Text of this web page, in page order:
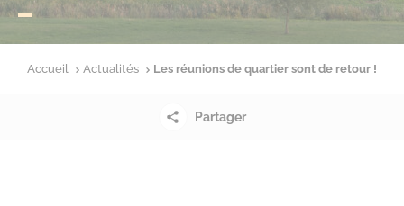
Accueil Actualités Les réunions de quartier sont de retour !
Partager